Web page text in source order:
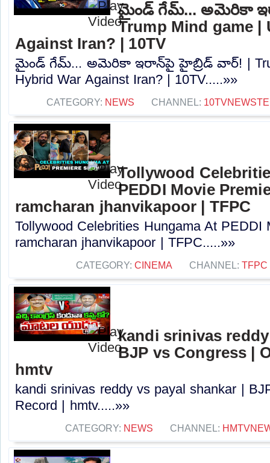
మైండ్ గేమ్... అమెరికా
Trump Mind game |
Against Iran? | 10TV
మైండ్ గేమ్... అమెరికా ఇరాన్‎పై హైబ్రిడ్ వార్! |
Hybrid War Against Iran? | 10TV.....»»
CATEGORY: NEWS CHANNEL:
Tollywood
PEDDI Movie
ramcharan jhanvikapoor | TFPC
Tollywood Celebrities Hungama At PEDDI
ramcharan jhanvikapoor | TFPC.....»»
CATEGORY: CINEMA CHANNEL: TFPC
kandi srinivas
BJP vs Congress |
hmtv
kandi srinivas reddy vs payal shankar |
Record | hmtv.....»»
CATEGORY: NEWS CHANNEL: